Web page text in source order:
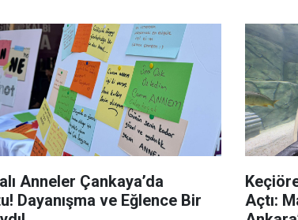
Anneler Çankaya’da
Dayanışma ve Eğlence Bir
Açtı: